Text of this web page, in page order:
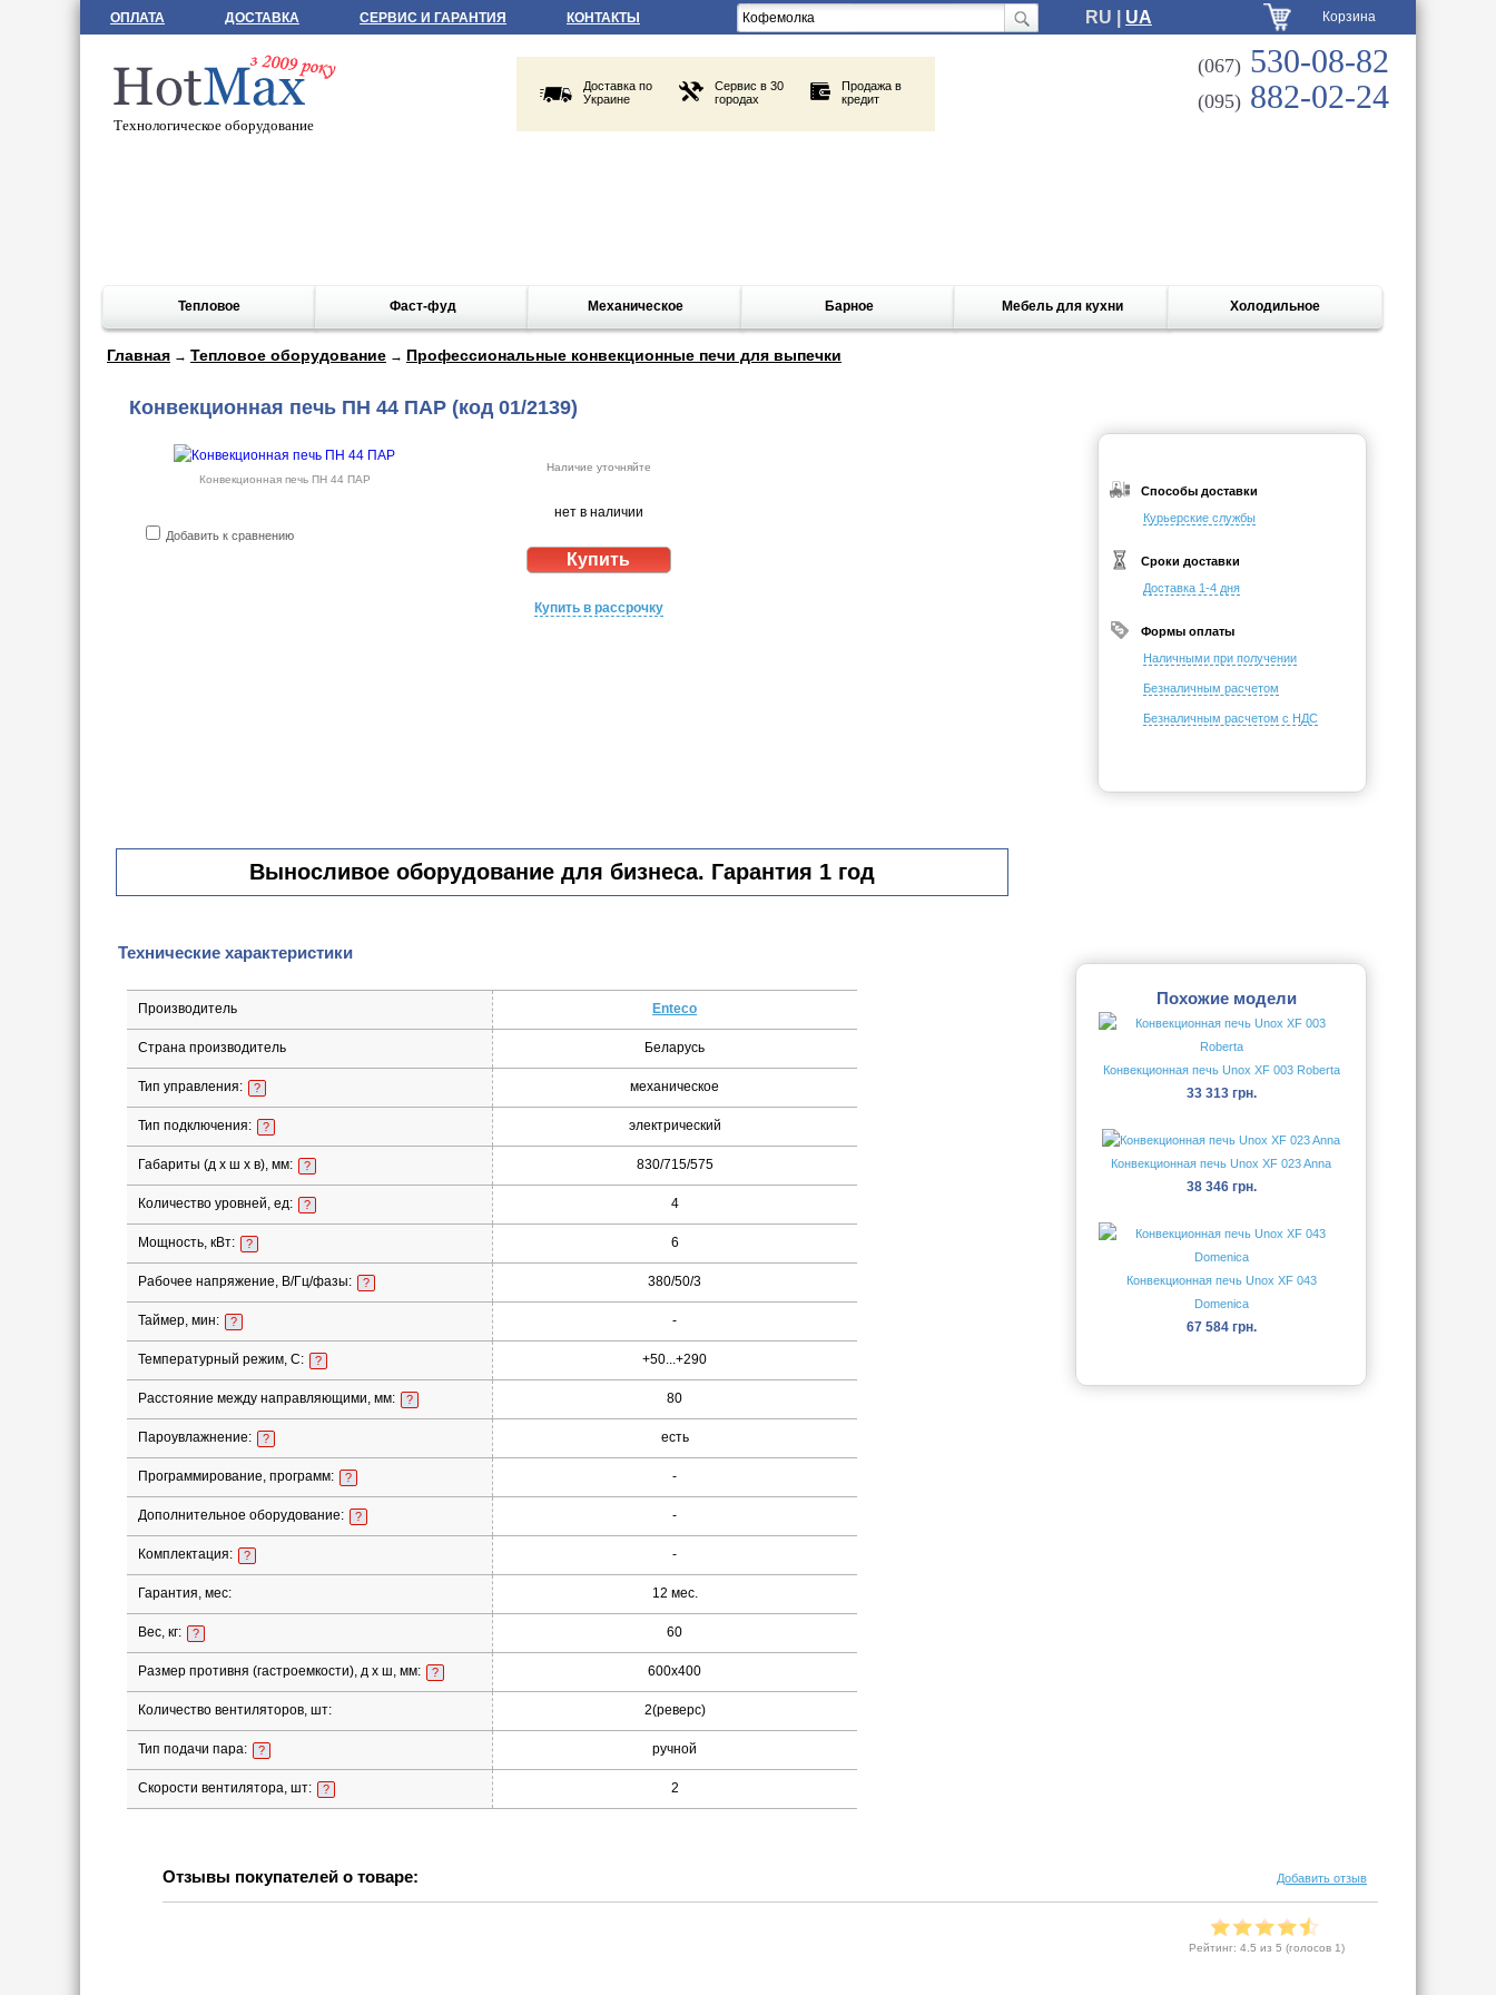
ОПЛАТА ДОСТАВКА СЕРВИС И ГАРАНТИЯ КОНТАКТЫ RU | UA Корзина
Технологическое оборудование
Доставка по
Украине
Сервис в 30
городах
Продажа в
кредит
(067) 530-08-82
(095) 882-02-24
Тепловое Фаст-фуд Механическое Барное Мебель для кухни Холодильное
Главная → Тепловое оборудование → Профессиональные конвекционные печи для выпечки
Конвекционная печь ПН 44 ПАР (код 01/2139)
Конвекционная печь ПН 44 ПАР
Добавить к сравнению
Наличие уточняйте
нет в наличии
Купить в рассрочку
Способы доставки
Курьерские службы
Сроки доставки
Доставка 1-4 дня
Формы оплаты
Наличными при получении
Безналичным расчетом
Безналичным расчетом с НДС
Выносливое оборудование для бизнеса. Гарантия 1 год
Технические характеристики
Производитель Enteco
Страна производитель Беларусь
Тип управления: ? механическое
Тип подключения: ? электрический
Габариты (д х ш х в), мм: ? 830/715/575
Количество уровней, ед: ? 4
Мощность, кВт: ? 6
Рабочее напряжение, В/Гц/фазы: ? 380/50/3
Таймер, мин: ? -
Температурный режим, С: ? +50...+290
Расстояние между направляющими, мм: ? 80
Пароувлажнение: ? есть
Программирование, программ: ? -
Дополнительное оборудование: ? -
Комплектация: ? -
Гарантия, мес: 12 мес.
Вес, кг: ? 60
Размер противня (гастроемкости), д х ш, мм: ? 600х400
Количество вентиляторов, шт: 2(реверс)
Тип подачи пара: ? ручной
Скорости вентилятора, шт: ? 2
Похожие модели
Конвекционная печь Unox XF 003 Roberta
33 313 грн.
Конвекционная печь Unox XF 023 Anna
38 346 грн.
Конвекционная печь Unox XF 043
Domenica
67 584 грн.
Отзывы покупателей о товаре: Добавить отзыв
Рейтинг: 4.5 из 5 (голосов 1)